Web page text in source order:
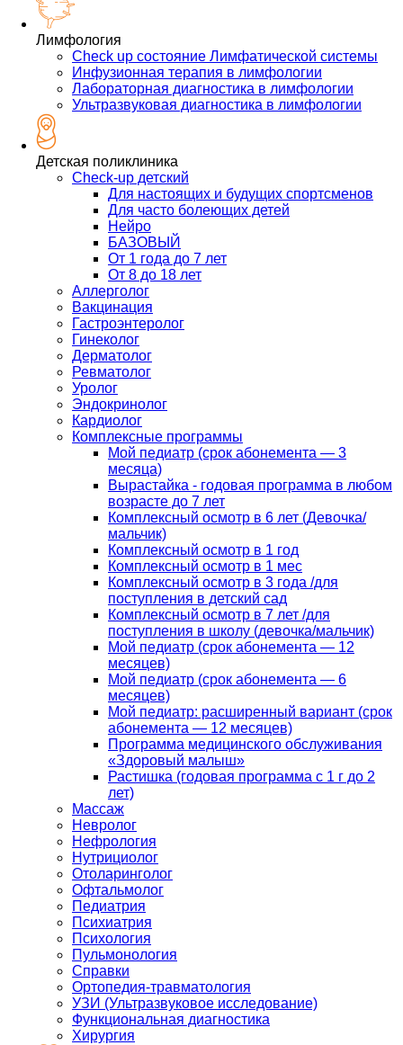
Лимфология
Check up состояние Лимфатической системы
Инфузионная терапия в лимфологии
Лабораторная диагностика в лимфологии
Ультразвуковая диагностика в лимфологии
Детская поликлиника
Check-up детский
Для настоящих и будущих спортсменов
Для часто болеющих детей
Нейро
БАЗОВЫЙ
От 1 года до 7 лет
От 8 до 18 лет
Аллерголог
Вакцинация
Гастроэнтеролог
Гинеколог
Дерматолог
Ревматолог
Уролог
Эндокринолог
Кардиолог
Комплексные программы
Мой педиатр (срок абонемента — 3
месяца)
Вырастайка - годовая программа в любом
возрасте до 7 лет
Комплексный осмотр в 6 лет (Девочка/
мальчик)
Комплексный осмотр в 1 год
Комплексный осмотр в 1 мес
Комплексный осмотр в 3 года /для
поступления в детский сад
Комплексный осмотр в 7 лет /для
поступления в школу (девочка/мальчик)
Мой педиатр (срок абонемента — 12
месяцев)
Мой педиатр (срок абонемента — 6
месяцев)
Мой педиатр: расширенный вариант (срок
абонемента — 12 месяцев)
Программа медицинского обслуживания
«Здоровый малыш»
Растишка (годовая программа с 1 г до 2
лет)
Массаж
Невролог
Нефрология
Нутрициолог
Отоларинголог
Офтальмолог
Педиатрия
Психиатрия
Психология
Пульмонология
Справки
Ортопедия-травматология
УЗИ (Ультразвуковое исследование)
Функциональная диагностика
Хирургия